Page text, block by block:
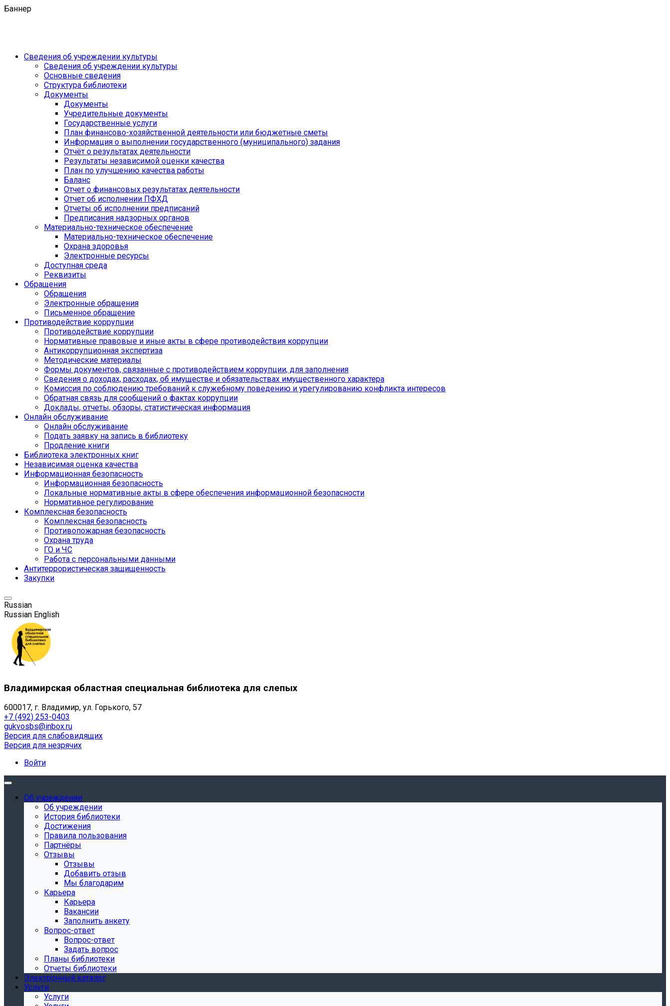
Баннер
Сведения об учреждении культуры
Сведения об учреждении культуры
Основные сведения
Структура библиотеки
Документы
Документы
Учредительные документы
Государственные услуги
План финансово-хозяйственной деятельности или бюджетные сметы
Информация о выполнении государственного (муниципального) задания
Отчёт о результатах деятельности
Результаты независимой оценки качества
План по улучшению качества работы
Баланс
Отчет о финансовых результатах деятельности
Отчет об исполнении ПФХД
Отчеты об исполнении предписаний
Предписания надзорных органов
Материально-техническое обеспечение
Материально-техническое обеспечение
Охрана здоровья
Электронные ресурсы
Доступная среда
Реквизиты
Обращения
Обращения
Электронные обращения
Письменное обращение
Противодействие коррупции
Противодействие коррупции
Нормативные правовые и иные акты в сфере противодействия коррупции
Антикоррупционная экспертиза
Методические материалы
Формы документов, связанные с противодействием коррупции, для заполнения
Сведения о доходах, расходах, об имуществе и обязательствах имущественного характера
Комиссия по соблюдению требований к служебному поведению и урегулированию конфликта интересов
Обратная связь для сообщений о фактах коррупции
Доклады, отчеты, обзоры, статистическая информация
Онлайн обслуживание
Онлайн обслуживание
Подать заявку на запись в библиотеку
Продление книги
Библиотека электронных книг
Независимая оценка качества
Информационная безопасность
Информационная безопасность
Локальные нормативные акты в сфере обеспечения информационной безопасности
Нормативное регулирование
Комплексная безопасность
Комплексная безопасность
Противопожарная безопасность
Охрана труда
ГО и ЧС
Работа с персональными данными
Антитеррористическая защищенность
Закупки
Russian
Russian English
Владимирская областная специальная библиотека для слепых
600017, г. Владимир, ул. Горького, 57
+7 (492) 253-0403
gukvosbs@inbox.ru
Версия для слабовидящих
Версия для незрячих
Войти
Об учреждении
Об учреждении
История библиотеки
Достижения
Правила пользования
Партнёры
Отзывы
Отзывы
Добавить отзыв
Мы благодарим
Карьера
Карьера
Вакансии
Заполнить анкету
Вопрос-ответ
Вопрос-ответ
Задать вопрос
Планы библиотеки
Отчеты библиотеки
Электронный каталог
Услуги
Услуги